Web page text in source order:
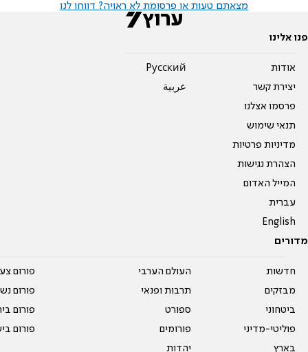
מצאתם טעות או פרסומת לא ראויה? דווחו לנו
פנו אלינו
אודות
יצירת קשר
פרסמו אצלנו
תנאי שימוש
מדיניות פרטיות
הצהרת נגישות
המייל האדום
עברית
English
Pусский
عربية
מדורים
חדשות
מבזקים
ביטחוני
פוליטי-מדיני
בארץ
העולם הערבי
תרבות ופנאי
ספורט
פורומים
יהדות
פורום
פורום
פורום
פורום